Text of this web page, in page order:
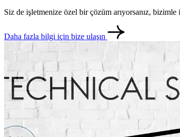
Siz de işletmenize özel bir çözüm arıyorsanız,
Daha fazla bilgi için bize ulaşın